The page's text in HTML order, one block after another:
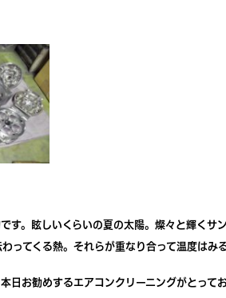
す。眩しいくらいの夏の太陽。燦々と輝くサ
ってくる熱。それらが重なり合って温度はみ
お勧めするエアコンクリーニングがとって